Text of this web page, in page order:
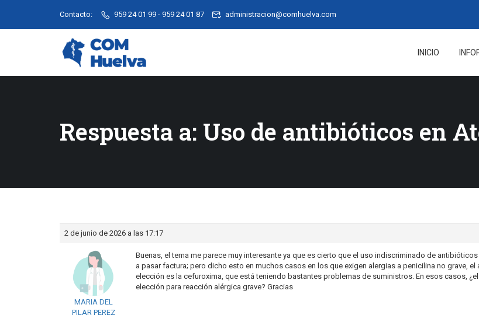
Contacto: 959 24 01 99 - 959 24 01 87 administracion@comhuelva.com
INICIO
Respuesta a: Uso de antibióticos en
2 de junio de 2026 a las 17:17
MARIA DEL
PILAR PEREZ
Buenas, el tema me parece muy interesante ya que es cierto que el uso indiscriminado de
a pasar factura; pero dicho esto en muchos casos en los que exigen alergias a penicilina no grave,
elección es la cefuroxima, que está teniendo bastantes problemas de suministros. En esos casos,
elección para reacción alérgica grave? Gracias